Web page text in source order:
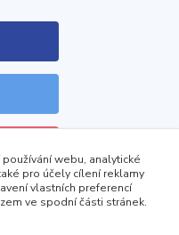
webu, analytické
pro účely cílení reklamy
vlastních preferencí
ve spodní části stránek.